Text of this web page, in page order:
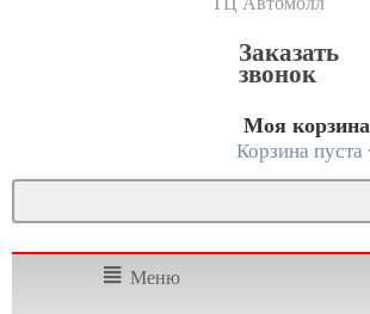
Заказать
звонок
Моя корзина
Корзина пуста
Меню